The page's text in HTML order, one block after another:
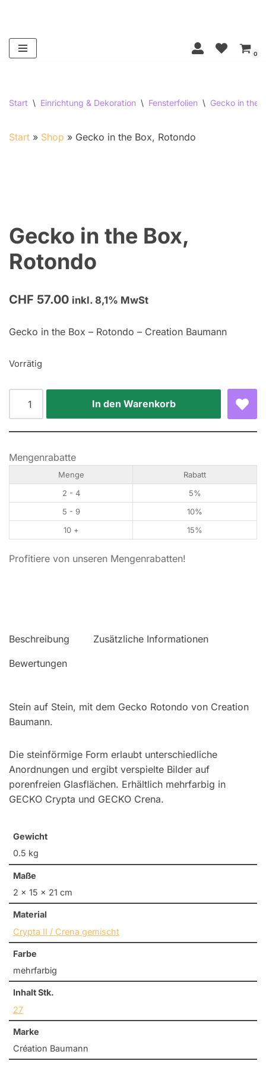
Inhalt
springen
0
Start \ Einrichtung & Dekoration \ Fensterfolien \ Gecko in the
Start » Shop » Gecko in the Box, Rotondo
Gecko in the Box,
Rotondo
CHF 57.00 inkl. 8,1% MwSt
Gecko in the Box – Rotondo – Creation Baumann
Vorrätig
In den Warenkorb
Mengenrabatte
Menge
Rabatt
2 - 4
5%
5 - 9
10%
10 +
15%
Profitiere von unseren Mengenrabatten!
Beschreibung Zusätzliche Informationen
Bewertungen
Stein auf Stein, mit dem Gecko Rotondo von Creation
Baumann.
Die steinförmige Form erlaubt unterschiedliche
Anordnungen und ergibt verspielte Bilder auf
porenfreien Glasflächen. Erhältlich mehrfarbig in
GECKO Crypta und GECKO Crena.
Gewicht
0.5 kg
Maße
2 × 15 × 21 cm
Material
Crypta II / Crena gemischt
Farbe
mehrfarbig
Inhalt Stk.
27
Marke
Création Baumann